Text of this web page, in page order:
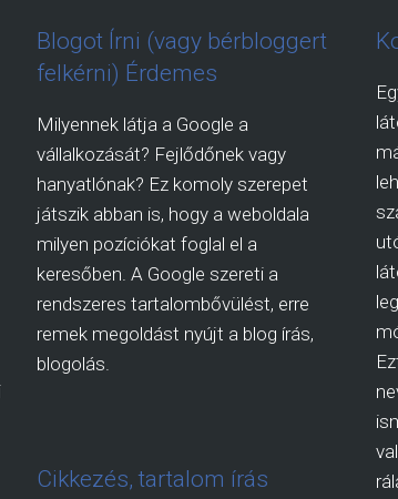
Blogot Írni (vagy bérbloggert
felkérni) Érdemes
Milyennek látja a Google a
vállalkozását? Fejlődőnek vagy
hanyatlónak? Ez komoly szerepet
játszik abban is, hogy a weboldala
milyen pozíciókat foglal el a
keresőben. A Google szereti a
rendszeres tartalombővülést, erre
remek megoldást nyújt a blog írás,
blogolás.
Cikkezés, tartalom írás